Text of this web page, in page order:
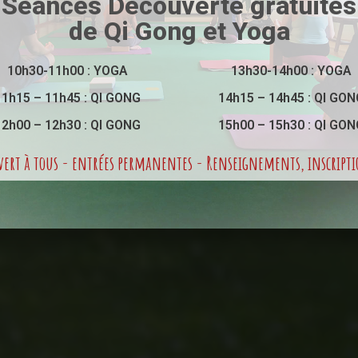
Accessible à tous
de Qi Gong et de Yoga
& stages réguliers
de Qi Gong et Yoga
10h30-11h00 : YOGA
– 11h45 : QI GONG
– 12h30 : QI GONG
13h30-14h00 : YOGA
14h15 – 14h45 : QI
15h00 – 15h30 : QI
à tous - entrées permanentes - Renseignements,